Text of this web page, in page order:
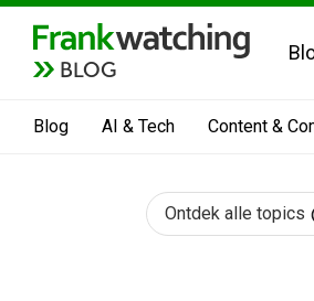
BLOG
Blog AI & Tech Content &
Ontdek alle topics